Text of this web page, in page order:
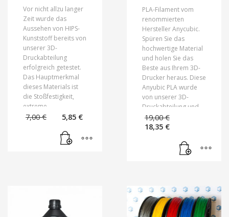
Vor nicht allzu langer
Zeit wurde das
Aussehen von HIPS-
Kunststoff bereits von
unserer 3D-
Druckabteilung
erfolgreich getestet.
Das Hauptmerkmal
dieses Materials ist
die Stoßfestigkeit,
extreme
Temperaturen, eine
Isolierung und eine
deutlich geringere
Limonel aufgelöst
werden und eignet
7,00€ Ursprünglicher
Preis
war:
7,00 €
5,85 €
ist:
5,85 €.
PLA-Filament vom
renommierten
Hersteller Anycubic.
Spüren Sie das
hochwertige Material
und holen Sie das
Beste aus Ihrem 3D-
Drucker heraus. Diese
Anyubic PLA wurde
von unserer 3D-
Druckabteilung und
unseren Kunden
qualitätsgeprüft, die
Benutzerfreundlichkeit
und konstant hohe
Kunststoff ist ein
biologisch
abbaubares
umweltfreundliches
19,00€
19,00 €
18,35 €
ist:
18,35 €.